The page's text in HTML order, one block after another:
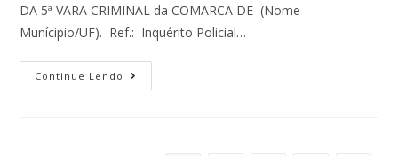
DA 5ª VARA CRIMINAL da COMARCA DE (Nome
Munícipio/UF). Ref.: Inquérito Policial…
Continue Lendo